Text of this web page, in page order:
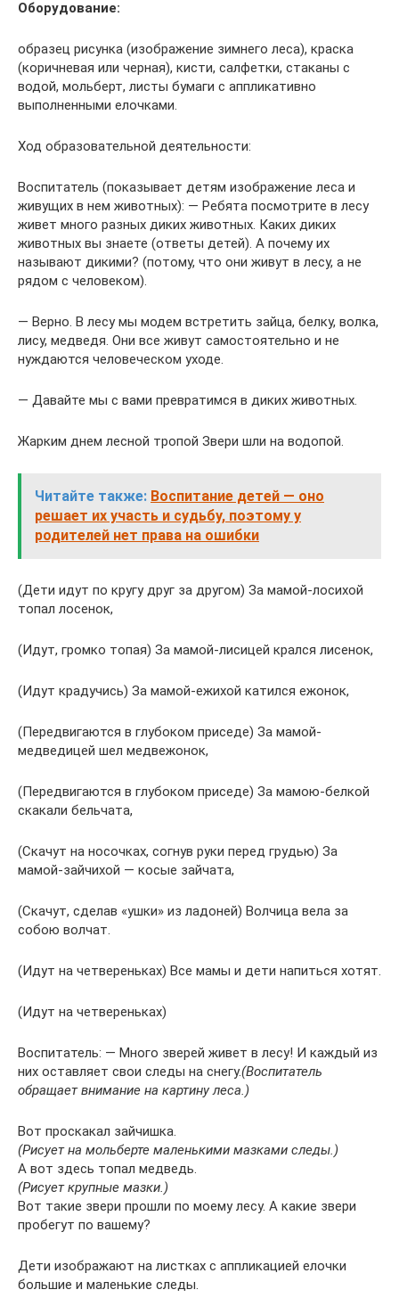
Оборудование:
образец рисунка (изображение зимнего леса), краска
(коричневая или черная), кисти, салфетки, стаканы с
водой, мольберт, листы бумаги с аппликативно
выполненными елочками.
Ход образовательной деятельности:
Воспитатель (показывает детям изображение леса и
живущих в нем животных): — Ребята посмотрите в лесу
живет много разных диких животных. Каких диких
животных вы знаете (ответы детей). А почему их
называют дикими? (потому, что они живут в лесу, а не
рядом с человеком).
— Верно. В лесу мы модем встретить зайца, белку, волка,
лису, медведя. Они все живут самостоятельно и не
нуждаются человеческом уходе.
— Давайте мы с вами превратимся в диких животных.
Жарким днем лесной тропой Звери шли на водопой.
Читайте также: Воспитание детей — оно
решает их участь и судьбу, поэтому у
родителей нет права на ошибки
(Дети идут по кругу друг за другом) За мамой-лосихой
топал лосенок,
(Идут, громко топая) За мамой-лисицей крался лисенок,
(Идут крадучись) За мамой-ежихой катился ежонок,
(Передвигаются в глубоком приседе) За мамой-
медведицей шел медвежонок,
(Передвигаются в глубоком приседе) За мамою-белкой
скакали бельчата,
(Скачут на носочках, согнув руки перед грудью) За
мамой-зайчихой — косые зайчата,
(Скачут, сделав «ушки» из ладоней) Волчица вела за
собою волчат.
(Идут на четвереньках) Все мамы и дети напиться хотят.
(Идут на четвереньках)
Воспитатель: — Много зверей живет в лесу! И каждый из
них оставляет свои следы на снегу.(Воспитатель
обращает внимание на картину леса.)
Вот проскакал зайчишка.
(Рисует на мольберте маленькими мазками следы.)
А вот здесь топал медведь.
(Рисует крупные мазки.)
Вот такие звери прошли по моему лесу. А какие звери
пробегут по вашему?
Дети изображают на листках с аппликацией елочки
большие и маленькие следы.